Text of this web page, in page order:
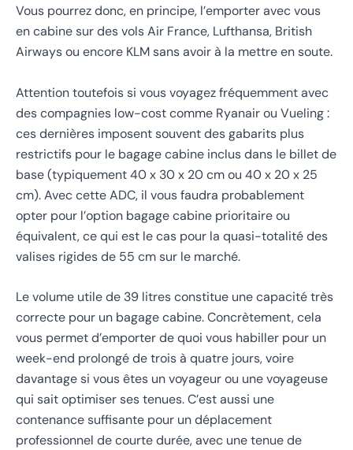
Vous pourrez donc, en principe, l’emporter avec vous
en cabine sur des vols Air France, Lufthansa, British
Airways ou encore KLM sans avoir à la mettre en soute.
Attention toutefois si vous voyagez fréquemment avec
des compagnies low-cost comme Ryanair ou Vueling :
ces dernières imposent souvent des gabarits plus
restrictifs pour le bagage cabine inclus dans le billet de
base (typiquement 40 x 30 x 20 cm ou 40 x 20 x 25
cm). Avec cette ADC, il vous faudra probablement
opter pour l’option bagage cabine prioritaire ou
équivalent, ce qui est le cas pour la quasi-totalité des
valises rigides de 55 cm sur le marché.
Le volume utile de 39 litres constitue une capacité très
correcte pour un bagage cabine. Concrètement, cela
vous permet d’emporter de quoi vous habiller pour un
week-end prolongé de trois à quatre jours, voire
davantage si vous êtes un voyageur ou une voyageuse
qui sait optimiser ses tenues. C’est aussi une
contenance suffisante pour un déplacement
professionnel de courte durée, avec une tenue de